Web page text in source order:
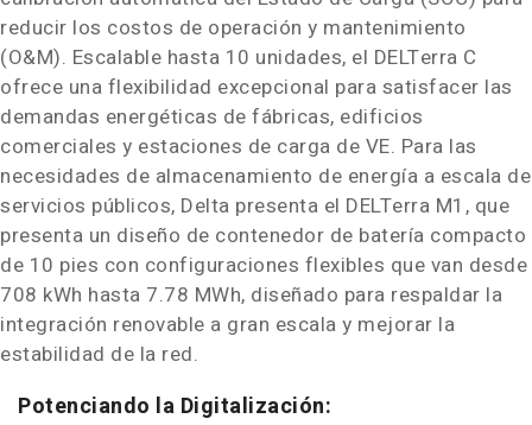
reducir los costos de operación y mantenimiento
(O&M). Escalable hasta 10 unidades, el DELTerra C
ofrece una flexibilidad excepcional para satisfacer las
demandas energéticas de fábricas, edificios
comerciales y estaciones de carga de VE. Para las
necesidades de almacenamiento de energía a escala de
servicios públicos, Delta presenta el DELTerra M1, que
presenta un diseño de contenedor de batería compacto
de 10 pies con configuraciones flexibles que van desde
708 kWh hasta 7.78 MWh, diseñado para respaldar la
integración renovable a gran escala y mejorar la
estabilidad de la red.
Potenciando la Digitalización: